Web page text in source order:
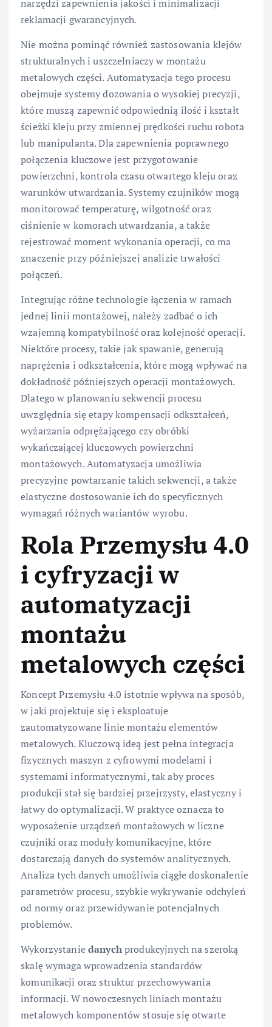
narzędzi zapewnienia jakości i minimalizacji
reklamacji gwarancyjnych.
Nie można pominąć również zastosowania klejów
strukturalnych i uszczelniaczy w montażu
metalowych części. Automatyzacja tego procesu
obejmuje systemy dozowania o wysokiej precyzji,
które muszą zapewnić odpowiednią ilość i kształt
ścieżki kleju przy zmiennej prędkości ruchu robota
lub manipulanta. Dla zapewnienia poprawnego
połączenia kluczowe jest przygotowanie
powierzchni, kontrola czasu otwartego kleju oraz
warunków utwardzania. Systemy czujników mogą
monitorować temperaturę, wilgotność oraz
ciśnienie w komorach utwardzania, a także
rejestrować moment wykonania operacji, co ma
znaczenie przy późniejszej analizie trwałości
połączeń.
Integrując różne technologie łączenia w ramach
jednej linii montażowej, należy zadbać o ich
wzajemną kompatybilność oraz kolejność operacji.
Niektóre procesy, takie jak spawanie, generują
naprężenia i odkształcenia, które mogą wpływać na
dokładność późniejszych operacji montażowych.
Dlatego w planowaniu sekwencji procesu
uwzględnia się etapy kompensacji odkształceń,
wyżarzania odprężającego czy obróbki
wykańczającej kluczowych powierzchni
montażowych. Automatyzacja umożliwia
precyzyjne powtarzanie takich sekwencji, a także
elastyczne dostosowanie ich do specyficznych
wymagań różnych wariantów wyrobu.
Rola Przemysłu 4.0
i cyfryzacji w
automatyzacji
montażu
metalowych części
Koncept Przemysłu 4.0 istotnie wpływa na sposób,
w jaki projektuje się i eksploatuje
zautomatyzowane linie montażu elementów
metalowych. Kluczową ideą jest pełna integracja
fizycznych maszyn z cyfrowymi modelami i
systemami informatycznymi, tak aby proces
produkcji stał się bardziej przejrzysty, elastyczny i
łatwy do optymalizacji. W praktyce oznacza to
wyposażenie urządzeń montażowych w liczne
czujniki oraz moduły komunikacyjne, które
dostarczają danych do systemów analitycznych.
Analiza tych danych umożliwia ciągłe doskonalenie
parametrów procesu, szybkie wykrywanie odchyleń
od normy oraz przewidywanie potencjalnych
problemów.
Wykorzystaniedanychprodukcyjnych na szeroką
skalę wymaga wprowadzenia standardów
komunikacji oraz struktur przechowywania
informacji. W nowoczesnych liniach montażu
metalowych komponentów stosuje się otwarte